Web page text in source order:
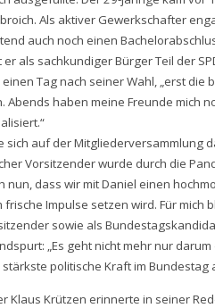
Als aktiver Gewerkschafter
auch noch einen
als sachkundiger Bürger Teil der
Tag nach seiner Wahl, „erst
Abends haben meine Freunde mich
sich auf der Mitgliederversammlung
Vorsitzender wurde durch die
nun, dass wir mit Daniel einen
frische Impulse setzen wird. Für
sowie als
„Es geht nicht mehr nur
politische Kraft im
Klaus Krützen erinnerte in seiner